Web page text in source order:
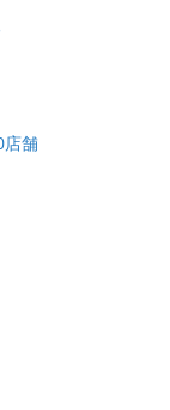
店舗